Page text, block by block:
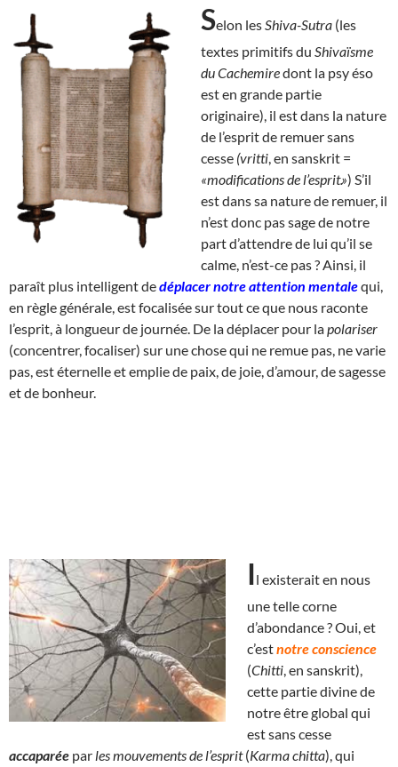
Selon les Shiva-Sutra (les
textes primitifs du Shivaïsme
du Cachemiredont la psy éso
est en grande partie
originaire), il est dans la nature
de l’esprit de remuer sans
cesse (vritti , en sanskrit =
«modifications de l’esprit.») S’il
est dans sa nature de remuer, il
n’est donc pas sage de notre
part d’attendre de lui qu’il se
calme, n’est-ce pas ? Ainsi, il
paraît plus intelligent dedéplacer notre attention mentalequi,
en règle générale, est focalisée sur tout ce que nous raconte
l’esprit, à longueur de journée. De la déplacer pour lapolariser
(concentrer, focaliser) sur une chose qui ne remue pas, ne varie
pas, est éternelle et emplie de paix, de joie, d’amour, de sagesse
et de bonheur.
Il existerait en nous
une telle corne
d’abondance ? Oui, et
c’estnotre conscience
(Chitti , en sanskrit),
cette partie divine de
notre être global qui
est sans cesse
accaparée par les mouvements de l’esprit(Karma chitta), qui